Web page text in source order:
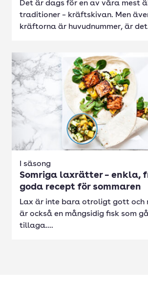
Det är dags för en av våra mest
traditioner – kräftskivan. Men
kräftorna är huvudnummer, är
I säsong
Somriga laxrätter – enkla,
goda recept för sommaren
Lax är inte bara otroligt gott och
är också en mångsidig fisk som
tillaga....